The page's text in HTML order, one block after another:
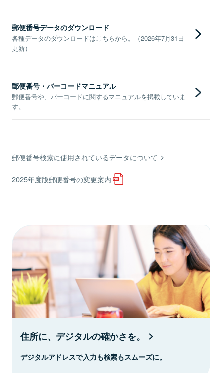
郵便番号データのダウンロード
各種データのダウンロードはこちらから。（2026年7月31日
更新）
郵便番号・バーコードマニュアル
郵便番号や、バーコードに関するマニュアルを掲載していま
す。
郵便番号検索に使用されているデータについて
2025年度版郵便番号の変更案内
住所に、デジタルの確かさを。
デジタルアドレスで入力も検索もスムーズに。